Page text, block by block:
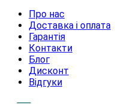
Про нас
Доставка і оплата
Гарантія
Контакти
Блог
Дисконт
Відгуки